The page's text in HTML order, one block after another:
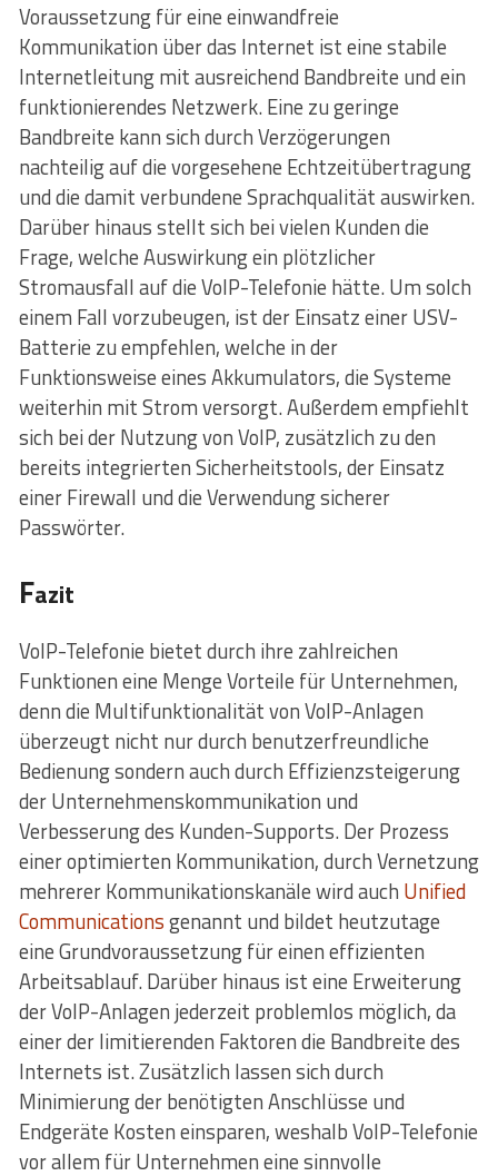
Voraussetzung für eine einwandfreie
Kommunikation über das Internet ist eine stabile
Internetleitung mit ausreichend Bandbreite und ein
funktionierendes Netzwerk. Eine zu geringe
Bandbreite kann sich durch Verzögerungen
nachteilig auf die vorgesehene Echtzeitübertragung
und die damit verbundene Sprachqualität auswirken.
Darüber hinaus stellt sich bei vielen Kunden die
Frage, welche Auswirkung ein plötzlicher
Stromausfall auf die VoIP-Telefonie hätte. Um solch
einem Fall vorzubeugen, ist der Einsatz einer USV-
Batterie zu empfehlen, welche in der
Funktionsweise eines Akkumulators, die Systeme
weiterhin mit Strom versorgt. Außerdem empfiehlt
sich bei der Nutzung von VoIP, zusätzlich zu den
bereits integrierten Sicherheitstools, der Einsatz
einer Firewall und die Verwendung sicherer
Passwörter.
Fazit
VoIP-Telefonie bietet durch ihre zahlreichen
Funktionen eine Menge Vorteile für Unternehmen,
denn die Multifunktionalität von VoIP-Anlagen
überzeugt nicht nur durch benutzerfreundliche
Bedienung sondern auch durch Effizienzsteigerung
der Unternehmenskommunikation und
Verbesserung des Kunden-Supports. Der Prozess
einer optimierten Kommunikation, durch Vernetzung
mehrerer Kommunikationskanäle wird auch Unified
Communicationsgenannt und bildet heutzutage
eine Grundvoraussetzung für einen effizienten
Arbeitsablauf. Darüber hinaus ist eine Erweiterung
der VoIP-Anlagen jederzeit problemlos möglich, da
einer der limitierenden Faktoren die Bandbreite des
Internets ist. Zusätzlich lassen sich durch
Minimierung der benötigten Anschlüsse und
Endgeräte Kosten einsparen, weshalb VoIP-Telefonie
vor allem für Unternehmen eine sinnvolle